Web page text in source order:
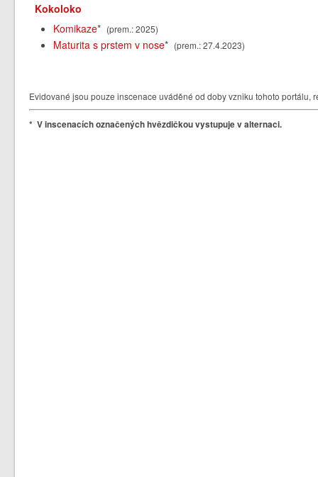
Kokoloko
Komikaze* (prem.: 2025)
Maturita s prstem v nose* (prem.: 27.4.2023)
Evidované jsou pouze inscenace uváděné od doby vzniku tohoto portálu,
* V inscenacích označených hvězdičkou vystupuje v alternaci.